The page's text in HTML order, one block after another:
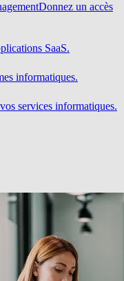
Donnez un accès
SaaS.
informatiques.
services informatiques.